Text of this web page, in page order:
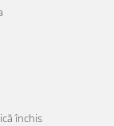
închis